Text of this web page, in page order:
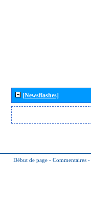
[Newsflashes]
Début de page - Commentaires -